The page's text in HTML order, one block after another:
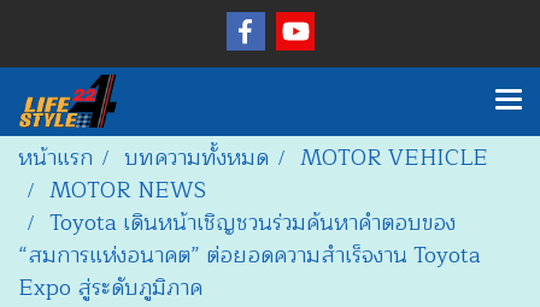
หน้าแรก บทความทั้งหมด
MOTOR VEHICLE
MOTOR NEWS
Toyota เดินหน้าเชิญชวนร่วมค้นหาคำตอบของ
“สมการแห่งอนาคต” ต่อยอดความสำเร็จงาน Toyota
Expo สู่ระดับภูมิภาค